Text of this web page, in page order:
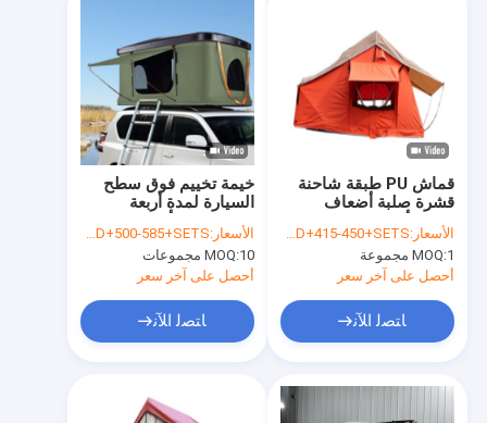
خيمة تخييم فوق سطح
السيارة لمدة أربعة
الافتتاح التلقائي السريع
الأسعار:USD+500-585+SETS
MOQ:10 مجموعات
أحصل على آخر سعر
ﺎﺘﺼﻟ ﺍﻶﻧ
قماش PU طبقة شاحنة
قشرة صلبة أضعاف
سقف أعلى خيمة
الأسعار:USD+415-450+SETS
MOQ:1 مجموعة
أحصل على آخر سعر
ﺎﺘﺼﻟ ﺍﻶﻧ